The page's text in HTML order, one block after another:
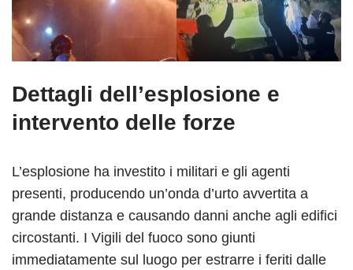
Dettagli dell’esplosione e
intervento delle forze
L’esplosione ha investito i militari e gli agenti
presenti, producendo un’onda d’urto avvertita a
grande distanza e causando danni anche agli edifici
circostanti. I Vigili del fuoco sono giunti
immediatamente sul luogo per estrarre i feriti dalle